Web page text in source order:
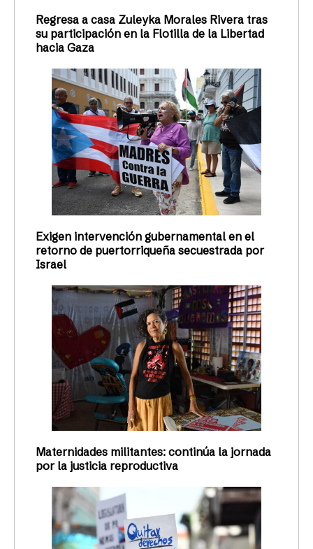
Regresa a casa Zuleyka Morales Rivera tras
su participación en la Flotilla de la Libertad
hacia Gaza
Exigen intervención gubernamental en el
retorno de puertorriqueña secuestrada por
Israel
Maternidades militantes: continúa la jornada
por la justicia reproductiva